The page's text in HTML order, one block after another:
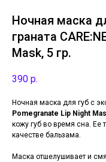
Ночная маска
граната
Mask, 5 гр.
390 р.
Ночная маска для губ с
Pomegranate Lip Night
кожу губ во время сна. Ее
качестве бальзама.
Маска отшелушивает и